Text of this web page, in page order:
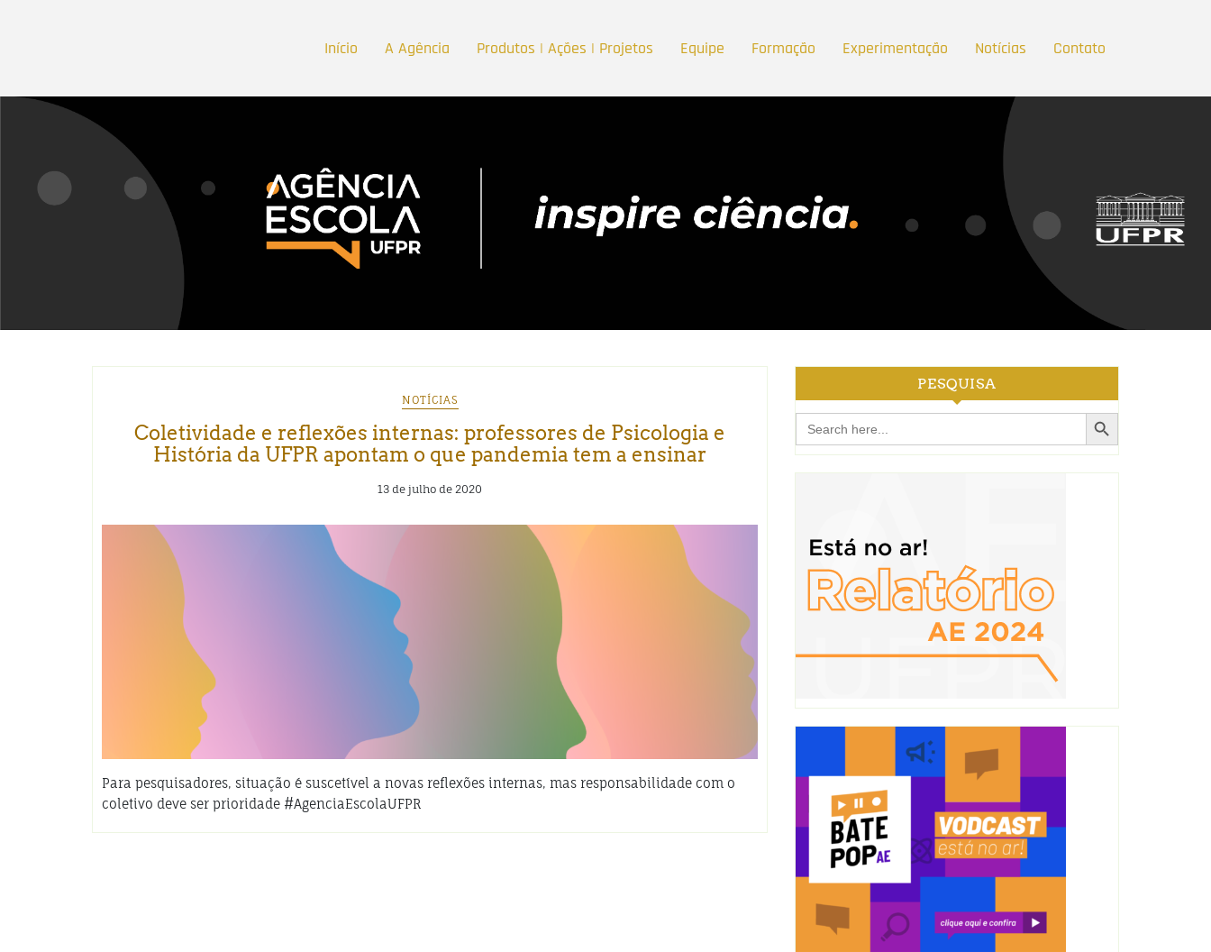
Início A Agência Produtos | Ações | Projetos Equipe Formação Experimentação Notícias Contato
NOTÍCIAS
Coletividade e reflexões internas: professores de Psicologia e
História da UFPR apontam o que pandemia tem a ensinar
13 de julho de 2020
Para pesquisadores, situação é suscetível a novas reflexões internas, mas responsabilidade com o
coletivo deve ser prioridade #AgenciaEscolaUFPR
PESQUISA
Search
for:
Search Button